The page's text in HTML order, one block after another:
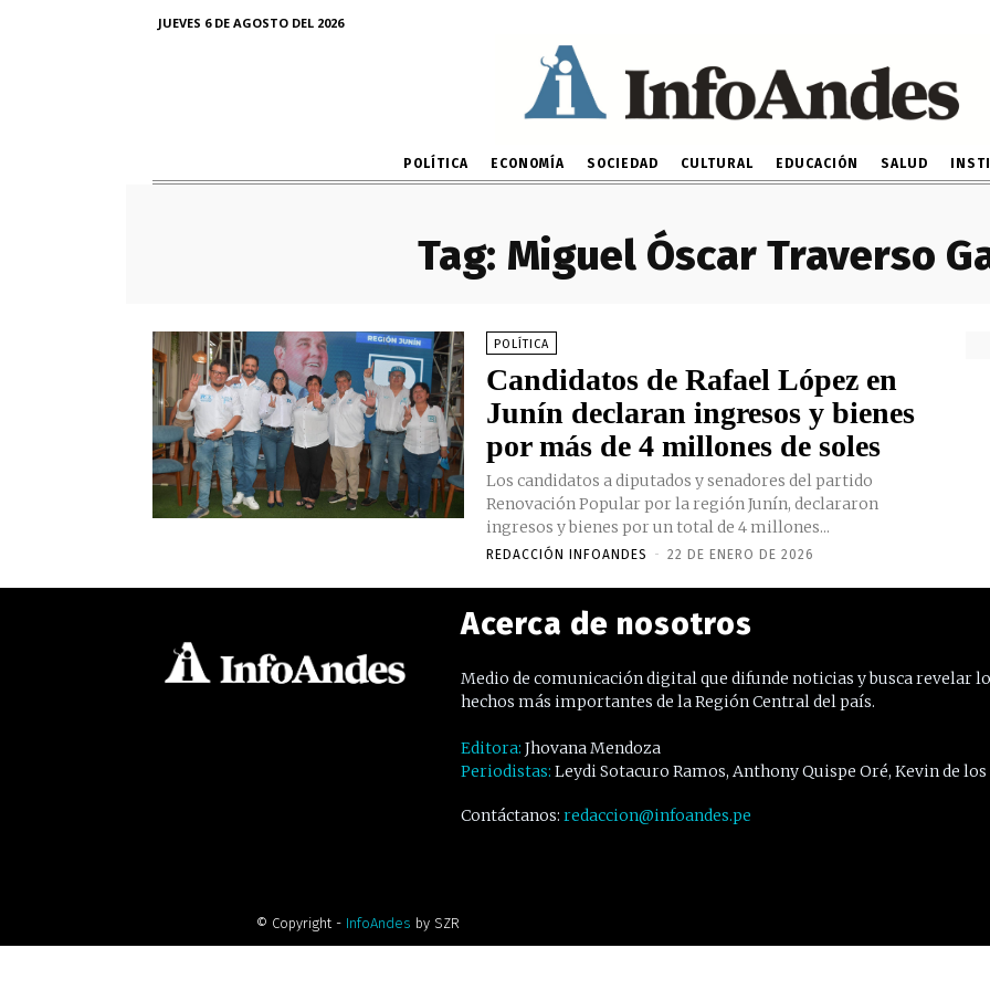
JUEVES 6 DE AGOSTO DEL 2026
POLÍTICA ECONOMÍA SOCIEDAD CULTURAL EDUCACIÓN SALUD
Tag: Miguel Óscar Traverso
POLÍTICA
Candidatos de Rafael López en
Junín declaran ingresos y bienes
por más de 4 millones de soles
Los candidatos a diputados y senadores del partido
Renovación Popular por la región Junín, declararon
ingresos y bienes por un total de 4 millones...
REDACCIÓN INFOANDES - 22 DE ENERO DE 2026
Acerca de nosotros
Medio de comunicación digital que difunde noticias y busca revelar
hechos más importantes de la Región Central del país.
Editora: Jhovana Mendoza
Periodistas: Leydi Sotacuro Ramos, Anthony Quispe Oré, Kevin de los
Contáctanos: redaccion@infoandes.pe
© Copyright - InfoAndes by SZR